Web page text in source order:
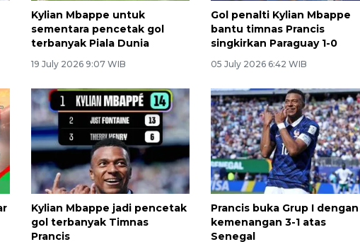
Kylian Mbappe untuk
sementara pencetak gol
terbanyak Piala Dunia
19 July 2026 9:07 WIB
Gol penalti Kylian Mbappe
bantu timnas Prancis
singkirkan Paraguay 1-0
05 July 2026 6:42 WIB
Kylian Mbappe jadi pencetak
gol terbanyak Timnas
Prancis
Prancis buka Grup I dengan
kemenangan 3-1 atas
Senegal